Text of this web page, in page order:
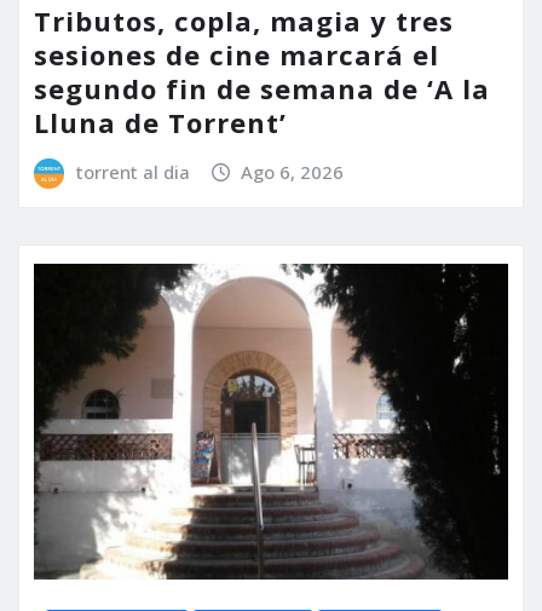
Tributos, copla, magia y tres
sesiones de cine marcará el
segundo fin de semana de ‘A la
Lluna de Torrent’
torrent al dia Ago 6, 2026